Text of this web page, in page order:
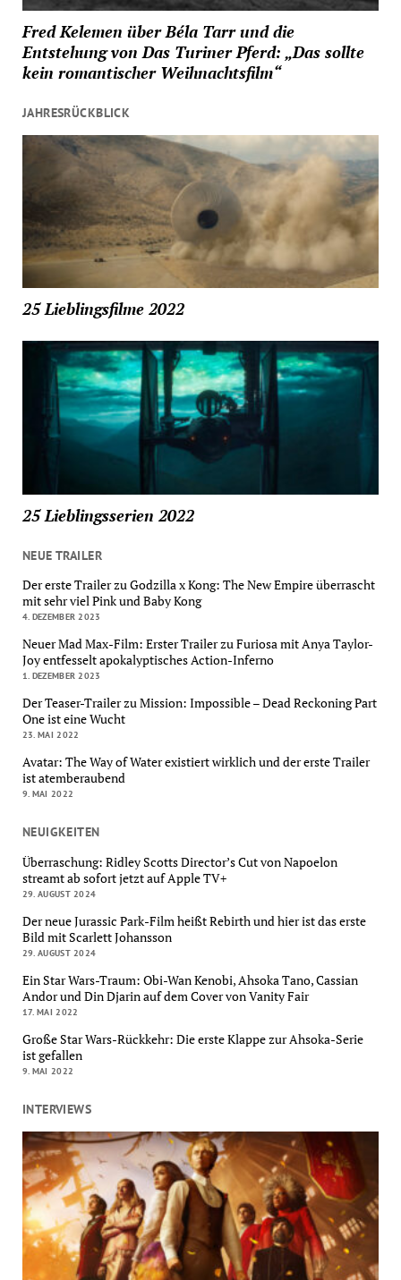
Fred Kelemen über Béla Tarr und die
Entstehung von Das Turiner Pferd: „Das sollte
kein romantischer Weihnachtsfilm“
JAHRESRÜCKBLICK
25 Lieblingsfilme 2022
25 Lieblingsserien 2022
NEUE TRAILER
Der erste Trailer zu Godzilla x Kong: The New Empire überrascht
mit sehr viel Pink und Baby Kong
4. DEZEMBER 2023
Neuer Mad Max-Film: Erster Trailer zu Furiosa mit Anya Taylor-
Joy entfesselt apokalyptisches Action-Inferno
1. DEZEMBER 2023
Der Teaser-Trailer zu Mission: Impossible – Dead Reckoning Part
One ist eine Wucht
23. MAI 2022
Avatar: The Way of Water existiert wirklich und der erste Trailer
ist atemberaubend
9. MAI 2022
NEUIGKEITEN
Überraschung: Ridley Scotts Director’s Cut von Napoelon
streamt ab sofort jetzt auf Apple TV+
29. AUGUST 2024
Der neue Jurassic Park-Film heißt Rebirth und hier ist das erste
Bild mit Scarlett Johansson
29. AUGUST 2024
Ein Star Wars-Traum: Obi-Wan Kenobi, Ahsoka Tano, Cassian
Andor und Din Djarin auf dem Cover von Vanity Fair
17. MAI 2022
Große Star Wars-Rückkehr: Die erste Klappe zur Ahsoka-Serie
ist gefallen
9. MAI 2022
INTERVIEWS